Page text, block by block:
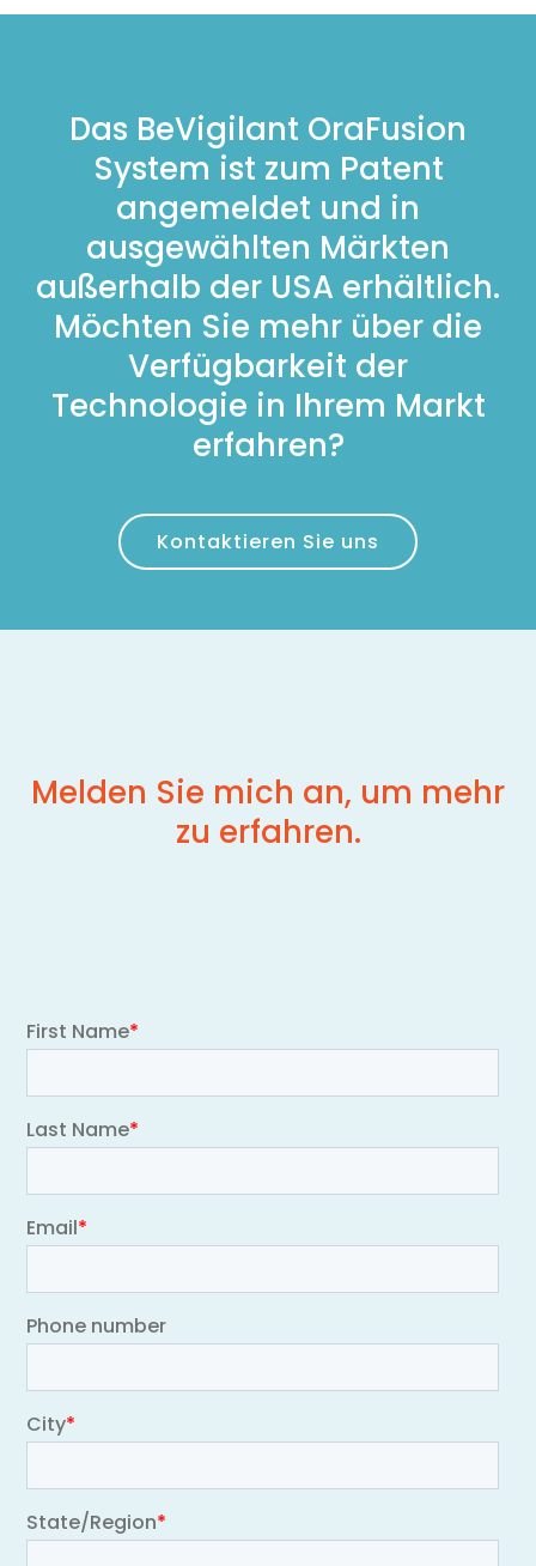
Das BeVigilant OraFusion
System ist zum Patent
angemeldet und in
ausgewählten Märkten
außerhalb der USA erhältlich.
Möchten Sie mehr über die
Verfügbarkeit der
Technologie in Ihrem Markt
erfahren?
Kontaktieren Sie uns
Melden Sie mich an, um mehr
zu erfahren.